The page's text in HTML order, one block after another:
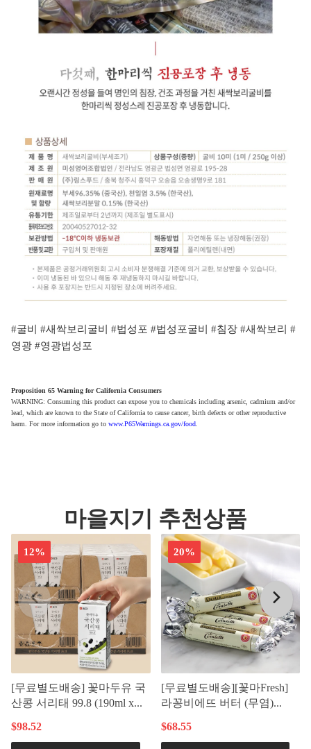
#굴비 #새싹보리굴비 #법성포 #법성포굴비 #침장 #새싹보리 #
영광 #영광법성포
Proposition 65 Warning for California Consumers
WARNING: Consuming this product can expose you to chemicals including arsenic, cadmium and/or
lead, which are known to the State of California to cause cancer, birth defects or other reproductive
harm. For more information go to www.P65Warnings.ca.gov/food.
마을지기 추천상품
12%
[무료별도배송] 꽃마두유 국
산콩 서리태 99.8 (190ml x...
$98.52
20%
[무료별도배송][꽃마Fresh]
라꽁비에뜨 버터 (무염)...
$68.55